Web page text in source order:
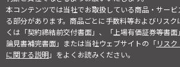
本コンテンツでは当社でお取扱している商品・サー
る部分があります。商品ごとに手数料等およびリス
くは「契約締結前交付書面」、「上場有価証券等書
論見書補完書面」または当社ウェブサイトの「リス
に関する説明」をよくお読みください。